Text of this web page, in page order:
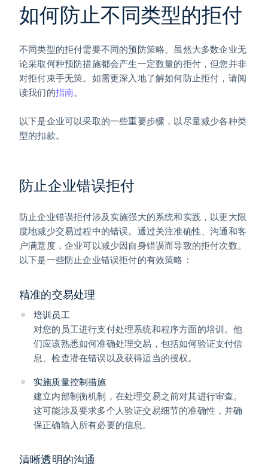
如何防止不同类型的拒付
不同类型的拒付需要不同的预防策略。虽然大多数企业无
论采取何种预防措施都会产生一定数量的拒付，但您并非
对拒付束手无策。如需更深入地了解如何防止拒付，请阅
读我们的指南。
以下是企业可以采取的一些重要步骤，以尽量减少各种类
型的扣款。
防止企业错误拒付
防止企业错误拒付涉及实施强大的系统和实践，以更大限
度地减少交易过程中的错误。通过关注准确性、沟通和客
户满意度，企业可以减少因自身错误而导致的拒付次数。
以下是一些防止企业错误拒付的有效策略：
精准的交易处理
培训员工
对您的员工进行支付处理系统和程序方面的培训。他
们应该熟悉如何准确处理交易，包括如何验证支付信
息、检查潜在错误以及获得适当的授权。
实施质量控制措施
建立内部制衡机制，在处理交易之前对其进行审查。
这可能涉及要求多个人验证交易细节的准确性，并确
保正确输入所有必要的信息。
清晰透明的沟通